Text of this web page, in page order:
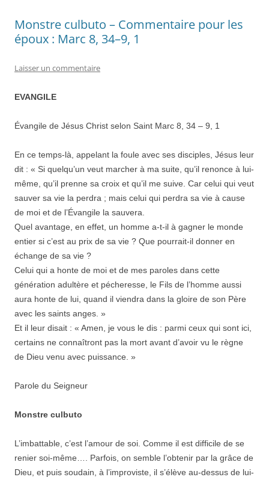
Monstre culbuto – Commentaire pour les
époux : Marc 8, 34–9, 1
Laisser un commentaire
EVANGILE
Évangile de Jésus Christ selon Saint Marc 8, 34 – 9, 1
En ce temps-là, appelant la foule avec ses disciples, Jésus leur
dit : « Si quelqu’un veut marcher à ma suite, qu’il renonce à lui-
même, qu’il prenne sa croix et qu’il me suive. Car celui qui veut
sauver sa vie la perdra ; mais celui qui perdra sa vie à cause
de moi et de l’Évangile la sauvera.
Quel avantage, en effet, un homme a-t-il à gagner le monde
entier si c’est au prix de sa vie ? Que pourrait-il donner en
échange de sa vie ?
Celui qui a honte de moi et de mes paroles dans cette
génération adultère et pécheresse, le Fils de l’homme aussi
aura honte de lui, quand il viendra dans la gloire de son Père
avec les saints anges. »
Et il leur disait : « Amen, je vous le dis : parmi ceux qui sont ici,
certains ne connaîtront pas la mort avant d’avoir vu le règne
de Dieu venu avec puissance. »
Parole du Seigneur
Monstre culbuto
L’imbattable, c’est l’amour de soi. Comme il est difficile de se
renier soi-même…. Parfois, on semble l’obtenir par la grâce de
Dieu, et puis soudain, à l’improviste, il s’élève au-dessus de lui-